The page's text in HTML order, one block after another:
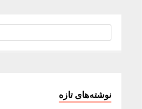
نوشته‌های تازه